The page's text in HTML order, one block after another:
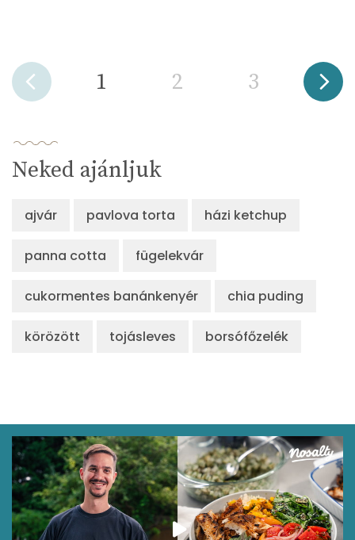
1 2 3
Neked ajánljuk
ajvár pavlova torta házi ketchup
panna cotta fügelekvár
cukormentes banánkenyér chia puding
körözött tojásleves borsófőzelék